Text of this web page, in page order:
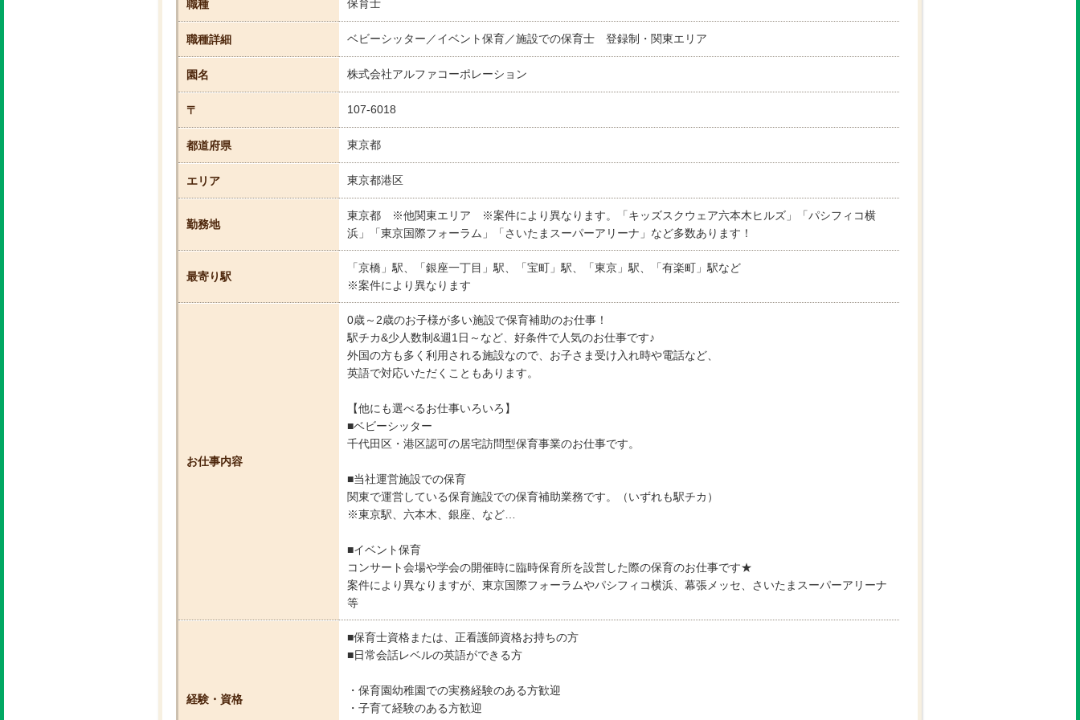
職種 保育士
職種詳細 ベビーシッター／イベント保育／施設での保育士 登録制・関東エリア
園名 株式会社アルファコーポレーション
〒 107-6018
都道府県 東京都
エリア 東京都港区
勤務地
東京都 ※他関東エリア ※案件により異なります。「キッズスクウェア六本木ヒルズ」「パシフィコ横
浜」「東京国際フォーラム」「さいたまスーパーアリーナ」など多数あります！
最寄り駅
「京橋」駅、「銀座一丁目」駅、「宝町」駅、「東京」駅、「有楽町」駅など
※案件により異なります
お仕事内容
0歳～2歳のお子様が多い施設で保育補助のお仕事！
駅チカ&少人数制&週1日～など、好条件で人気のお仕事です♪
外国の方も多く利用される施設なので、お子さま受け入れ時や電話など、
英語で対応いただくこともあります。
【他にも選べるお仕事いろいろ】
■ベビーシッター
千代田区・港区認可の居宅訪問型保育事業のお仕事です。
■当社運営施設での保育
関東で運営している保育施設での保育補助業務です。（いずれも駅チカ）
※東京駅、六本木、銀座、など…
■イベント保育
コンサート会場や学会の開催時に臨時保育所を設営した際の保育のお仕事です★
案件により異なりますが、東京国際フォーラムやパシフィコ横浜、幕張メッセ、さいたまスーパーアリーナ
等
経験・資格
■保育士資格または、正看護師資格お持ちの方
■日常会話レベルの英語ができる方
・保育園幼稚園での実務経験のある方歓迎
・子育て経験のある方歓迎